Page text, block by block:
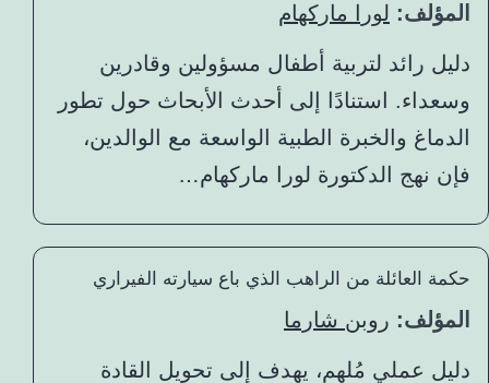
المؤلف: لورا ماركهام
دليل رائد لتربية أطفال مسؤولين وقادرين
وسعداء. استنادًا إلى أحدث الأبحاث حول تطور
الدماغ والخبرة الطبية الواسعة مع الوالدين،
فإن نهج الدكتورة لورا ماركهام…
حكمة العائلة من الراهب الذي باع سيارته الفيراري
المؤلف: روبن شارما
دليل عملي مُلهم، يهدف إلى تحويل القادة